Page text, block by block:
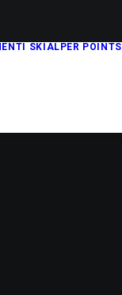
SKIALPER POINTS